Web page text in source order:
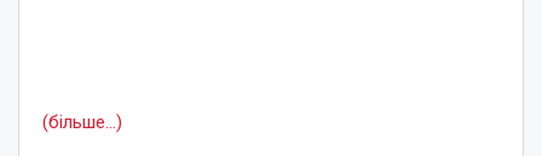
(більше…)